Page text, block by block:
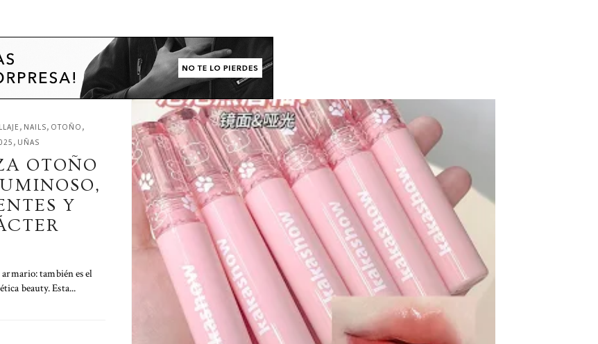
, NAILS, OTOÑO ,
, UÑAS
OTOÑO
Y
también es el
beauty. Esta...